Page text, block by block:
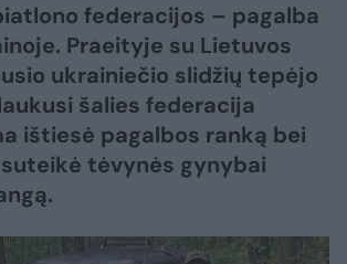
federacijos – pagalba
Praeityje su Lietuvos
ukrainiečio slidžių tepėjo
šalies federacija
ištiesė pagalbos ranką bei
tėvynės gynybai